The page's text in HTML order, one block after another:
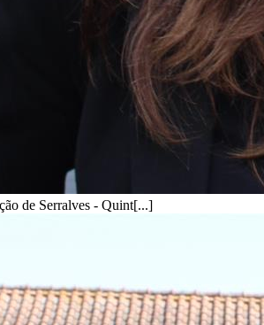
de Serralves - Quint[...]